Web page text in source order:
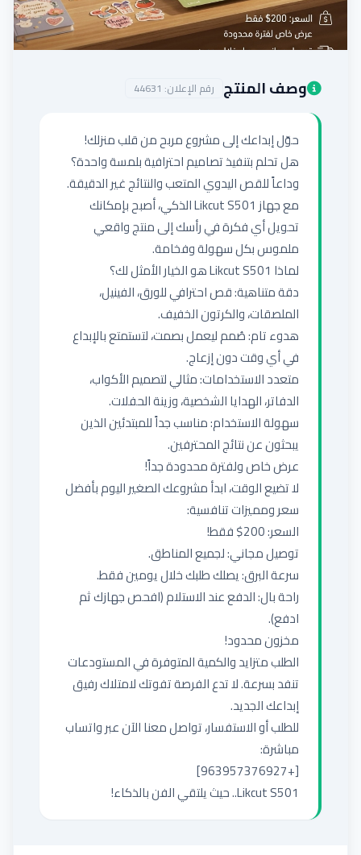
إضافة إعلان
وصف المنتج رقم الإعلان: 44631
Likcut S501.. حيث يلتقي الفن بالذكاء!